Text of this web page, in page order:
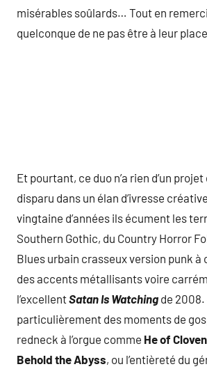
misérables soûlards… Tout en
quelconque de ne pas être à leur
Et pourtant, ce duo n’a rien d’un
disparu dans un élan d’ivresse
vingtaine d’années ils écument les
Southern Gothic, du Country Horror
Blues urbain crasseux version punk à
des accents métallisants voire
l’excellentSatan Is Watching de
particulièrement des moments de
redneck à l’orgue comme He of
Behold the Abyss, ou l’entièreté du